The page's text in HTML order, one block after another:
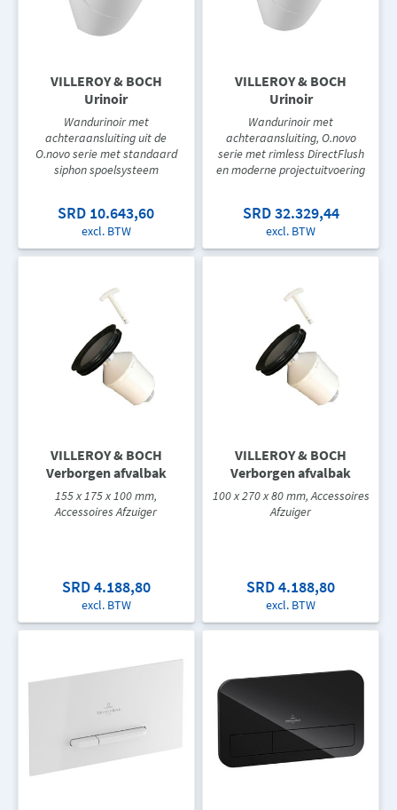
VILLEROY & BOCH
Urinoir
Wandurinoir met
achteraansluiting uit de
O.novo serie met standaard
siphon spoelsysteem
SRD 10.643,60
excl. BTW
VILLEROY & BOCH
Urinoir
Wandurinoir met
achteraansluiting, O.novo
serie met rimless DirectFlush
en moderne projectuitvoering
SRD 32.329,44
excl. BTW
VILLEROY & BOCH
Verborgen afvalbak
155 x 175 x 100 mm,
Accessoires Afzuiger
SRD 4.188,80
excl. BTW
VILLEROY & BOCH
Verborgen afvalbak
100 x 270 x 80 mm, Accessoires
Afzuiger
SRD 4.188,80
excl. BTW